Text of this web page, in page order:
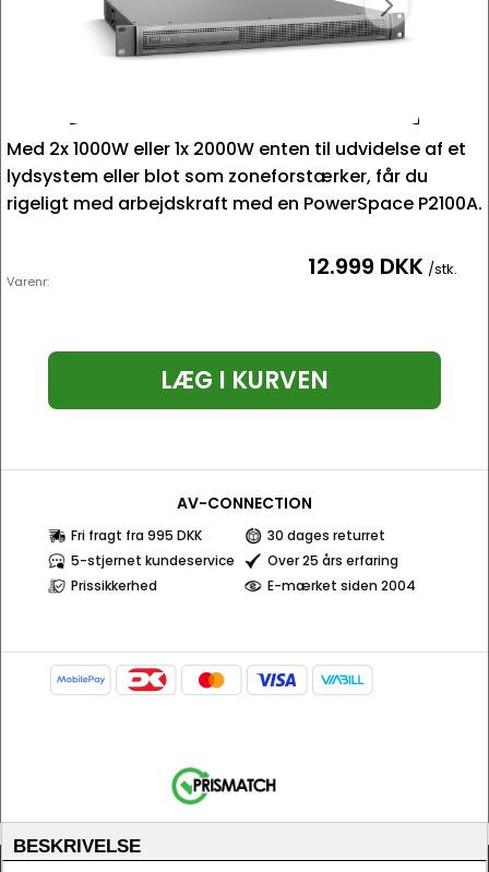
Med 2x 1000W eller 1x 2000W enten til udvidelse af et
lydsystem eller blot som zoneforstærker, får du
rigeligt med arbejdskraft med en PowerSpace P2100A.
Varenr: 12.999 DKK /stk.
LÆG I KURVEN
AV-CONNECTION
Fri fragt fra 995 DKK
30 dages returret
5-stjernet kundeservice
Over 25 års erfaring
Prissikkerhed
E-mærket siden 2004
BESKRIVELSE